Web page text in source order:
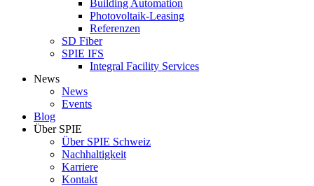
Building Automation
Photovoltaik-Leasing
Referenzen
SD Fiber
SPIE IFS
Integral Facility Services
News
News
Events
Blog
Über SPIE
Über SPIE Schweiz
Nachhaltigkeit
Karriere
Kontakt